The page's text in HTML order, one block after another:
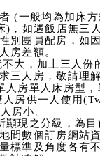
(一般均為加床
)，如遇飯店無三
別團員配房，如
房差額。
大，加上三人份
三人房，敬請理
人房單人床房型，
房供一人使用
房小。
顯現之分級，為目
間數個訂房網站
標準及角度各有